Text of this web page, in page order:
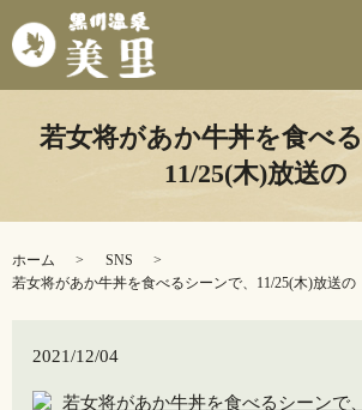
若女将があか牛丼を食べる
11/25(木)放送の
ホーム
SNS
若女将があか牛丼を食べるシーンで、11/25(木)放送の
2021/12/04